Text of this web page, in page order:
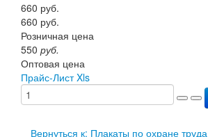
Контакты
660 руб.
660 руб.
Розничная цена
550 руб.
Оптовая цена
Прайс-Лист Xls
Вернуться к: Плакаты по охране труда